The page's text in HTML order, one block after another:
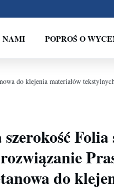
NAMI POPROŚ O
do klejenia materiałów tekstylnych
szerokość
do